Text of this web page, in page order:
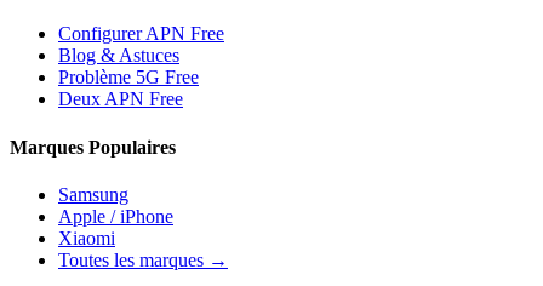
Configurer APN Free
Blog & Astuces
Problème 5G Free
Deux APN Free
Marques Populaires
Samsung
Apple / iPhone
Xiaomi
Toutes les marques →